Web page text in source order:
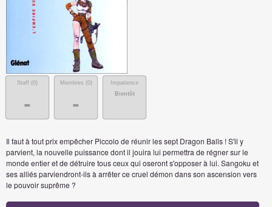
Staff (0)
-
Membres (0)
-
Impatience
Bientôt
Il faut à tout prix empêcher Piccolo de réunir les sept Dragon Balls ! S'il y
parvient, la nouvelle puissance dont il jouira lui permettra de régner sur le
monde entier et de détruire tous ceux qui oseront s'opposer à lui. Sangoku et
ses alliés parviendront-ils à arrêter ce cruel démon dans son ascension vers
le pouvoir suprême ?